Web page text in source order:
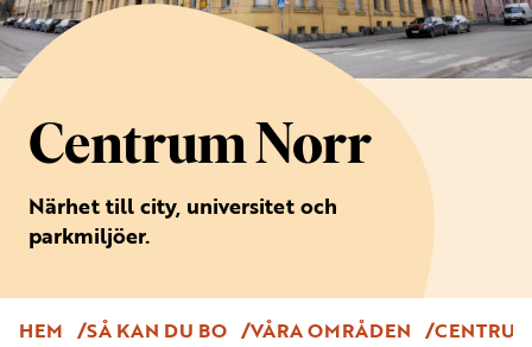
Centrum Norr
Närhet till city, universitet och
parkmiljöer.
HEM SÅ KAN DU BO VÅRA OMRÅDEN